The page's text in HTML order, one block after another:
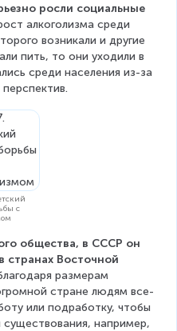
росли социальные
алкоголизма среди
возникали и другие
пить, то они уходили в
среди населения из-за
с
общества, в СССР он
странах Восточной
размерам
стране людям все-
или подработку, чтобы
существования, например,